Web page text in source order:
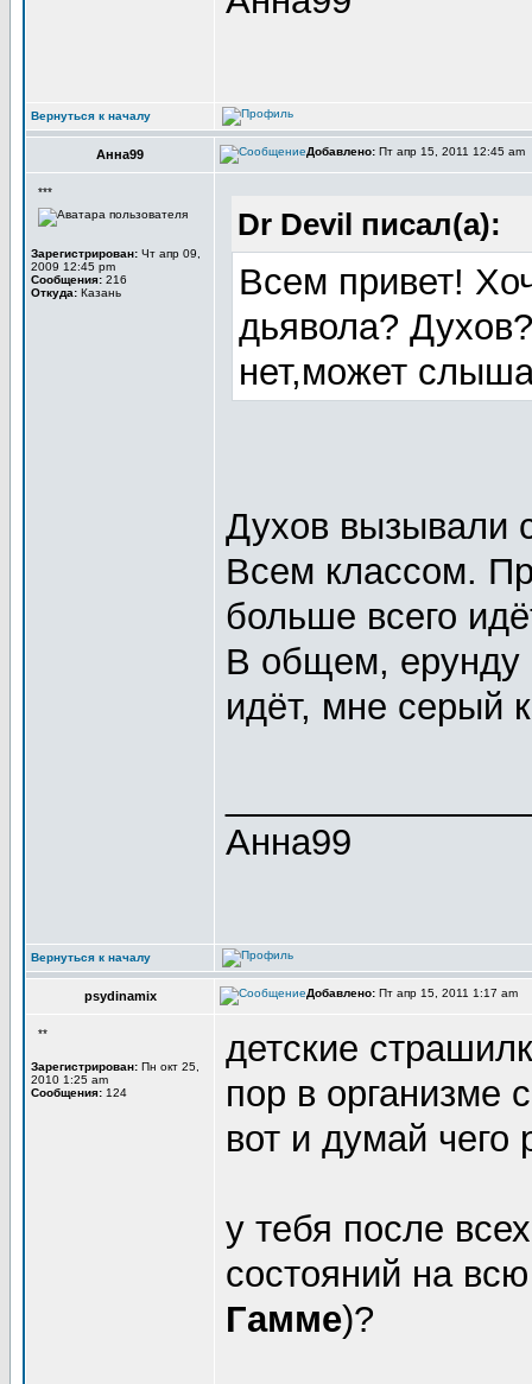
Вернуться к началу
Анна99 Добавлено: Пт апр 15, 2011 12:45 am
***
Зарегистрирован: Чт апр 09,
2009 12:45 pm
Сообщения: 216
Откуда: Казань
Dr Devil писал(а):
Всем привет!
дьявола?
нет,может
Духов вызывали
Всем классом.
больше всего
В общем, ерунду
идёт, мне серый
Анна99
Вернуться к началу
psydinamix Добавлено: Пт апр 15, 2011 1:17 am
**
Зарегистрирован: Пн окт 25,
2010 1:25 am
Сообщения: 124
детские
пор в организме
вот и думай чего
у тебя после
состояний на
Гамме)?